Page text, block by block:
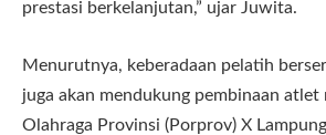
prestasi berkelanjutan,” ujar Juwita.
Menurutnya, keberadaan pelatih
juga akan mendukung pembinaan atlet
Olahraga Provinsi (Porprov) X